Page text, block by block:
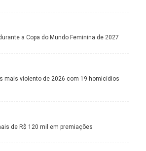
a Copa do Mundo Feminina de 2027
mais violento de 2026 com 19 homicídios
de R$ 120 mil em premiações